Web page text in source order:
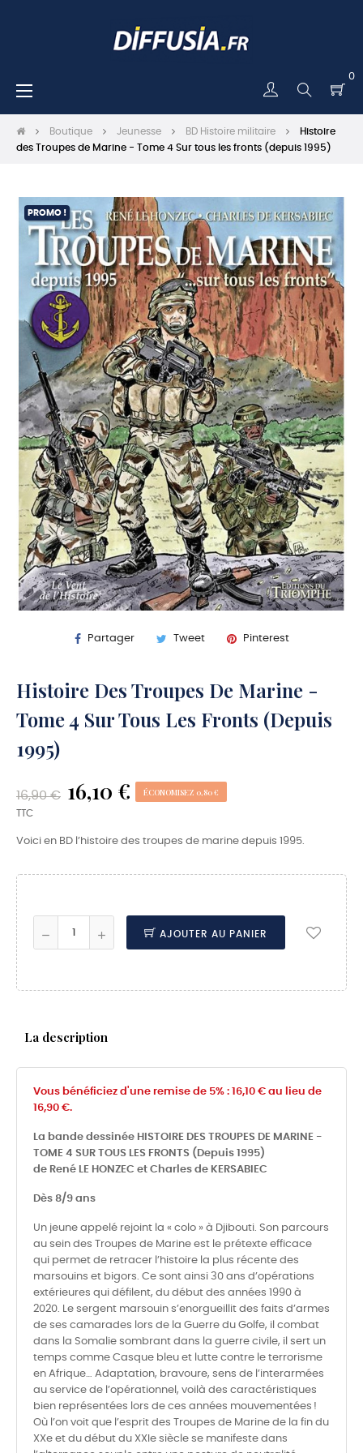
0
Basculer
☰
Boutique Jeunesse BD Histoire militaire
Histoire
des Troupes de Marine - Tome 4 Sur tous les fronts (depuis 1995)
PROMO !
Partager Tweet Pinterest
Histoire Des Troupes De Marine -
Tome 4 Sur Tous Les Fronts (depuis
1995)
16,90 € 16,10 € ÉCONOMISEZ 0,80 €
TTC
Voici en BD l’histoire des troupes de marine depuis 1995.
AJOUTER AU PANIER
La description
Vous bénéficiez d'une remise de 5% : 16,10 € au lieu de
16,90 €.
La bande dessinée HISTOIRE DES TROUPES DE MARINE -
TOME 4 SUR TOUS LES FRONTS (Depuis 1995)
de René LE HONZEC et Charles de KERSABIEC
Dès 8/9 ans
Un jeune appelé rejoint la « colo » à Djibouti. Son parcours
au sein des Troupes de Marine est le prétexte efficace
qui permet de retracer l’histoire la plus récente des
marsouins et bigors. Ce sont ainsi 30 ans d’opérations
extérieures qui défilent, du début des années 1990 à
2020. Le sergent marsouin s’enorgueillit des faits d’armes
de ses camarades lors de la Guerre du Golfe, il combat
dans la Somalie sombrant dans la guerre civile, il sert un
temps comme Casque bleu et lutte contre le terrorisme
en Afrique… Adaptation, bravoure, sens de l’interarmées
au service de l’opérationnel, voilà des caractéristiques
bien représentées lors de ces années mouvementées !
Où l’on voit que l’esprit des Troupes de Marine de la fin du
XXe et du début du XXIe siècle se manifeste dans